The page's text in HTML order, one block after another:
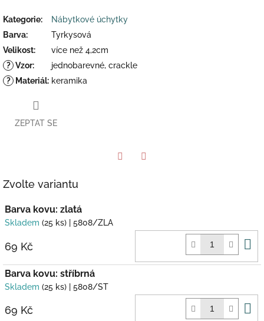
Kategorie:
Nábytkové úchytky
Barva:
Tyrkysová
Velikost:
více než 4,2cm
? Vzor:
jednobarevné, crackle
?
Materiál: keramika
ZEPTAT SE
Zvolte variantu
Barva kovu: zlatá
Skladem (25 ks) | 5808/ZLA
69 Kč
Barva kovu: stříbrná
Skladem (25 ks) | 5808/ST
69 Kč